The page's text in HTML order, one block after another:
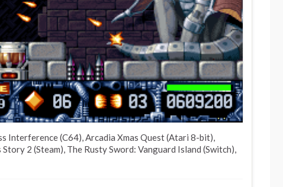
Interference (C64), Arcadia Xmas Quest (Atari 8-bit),
2 (Steam), The Rusty Sword: Vanguard Island (Switch),